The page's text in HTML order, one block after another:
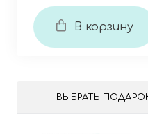
В корзину
ВЫБРАТЬ